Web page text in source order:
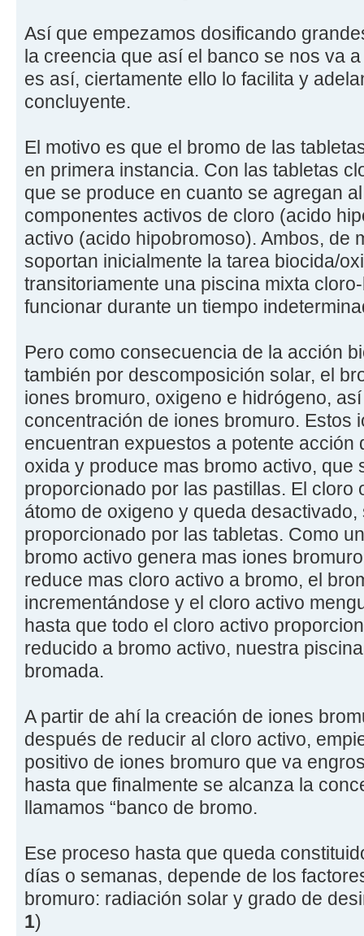
Así que empezamos dosificando
la creencia que así el banco se nos va
es así, ciertamente ello lo facilita y
concluyente.
El motivo es que el bromo de las
en primera instancia. Con las tabletas
que se produce en cuanto se agregan
componentes activos de cloro (acido
activo (acido hipobromoso). Ambos, de
soportan inicialmente la tarea biocida/
transitoriamente una piscina mixta
funcionar durante un tiempo
Pero como consecuencia de la acción
también por descomposición solar, el
iones bromuro, oxigeno e hidrógeno,
concentración de iones bromuro. Estos
encuentran expuestos a potente acción
oxida y produce mas bromo activo, que
proporcionado por las pastillas. El cloro
átomo de oxigeno y queda
proporcionado por las tabletas. Como
bromo activo genera mas iones
reduce mas cloro activo a bromo, el
incrementándose y el cloro activo
hasta que todo el cloro activo
reducido a bromo activo, nuestra
bromada.
A partir de ahí la creación de iones
después de reducir al cloro activo,
positivo de iones bromuro que va
hasta que finalmente se alcanza la
llamamos “banco de bromo.
Ese proceso hasta que queda
días o semanas, depende de los
bromuro: radiación solar y grado de
1)